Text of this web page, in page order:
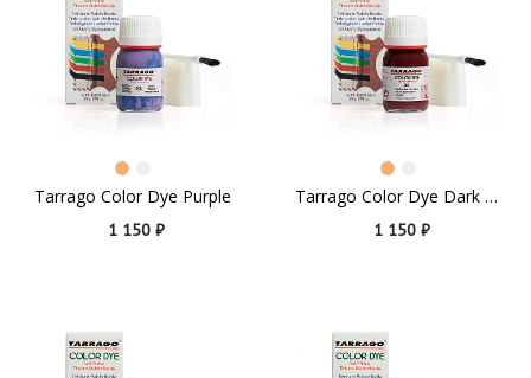
Tarrago Color Dye Purple
1 150 ₽
Tarrago Color Dye Dark Burgundy
1 150 ₽